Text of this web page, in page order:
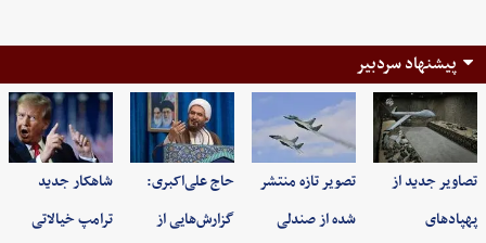
پیشنهاد سردبیر
تصاویر جدید از
پهپادهای
تصویر تازه منتشر
شده از صندلی
حاج علی‌اکبری:
گزارش‌هایی از
شاهکار جدید
ترامپ خیالاتی